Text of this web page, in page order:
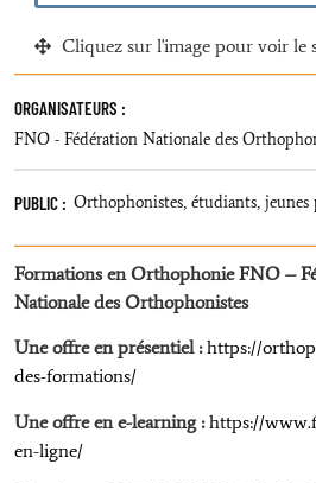
Cliquez sur l'image pour voir le
ORGANISATEURS :
FNO - Fédération Nationale des
PUBLIC : Orthophonistes, étudiants, jeunes
Formations en OrthophonieFNO –
Nationale des Orthophonistes
Une offre en présentiel :https://
des-formations/
Une offre en e-learning : https://
en-ligne/